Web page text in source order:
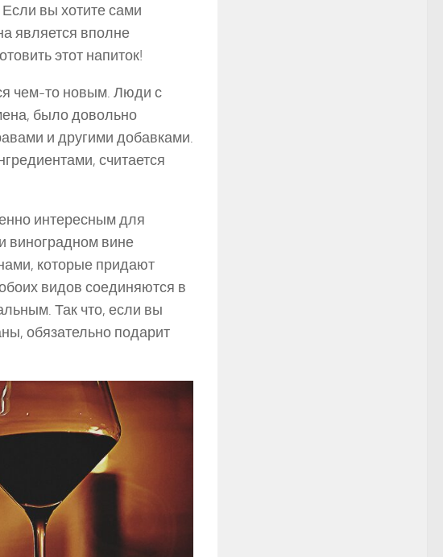
вы хотите сами
является вполне
этот напиток!
чем-то новым. Люди с
было довольно
и другими добавками.
считается
интересным для
виноградном вине
которые придают
видов соединяются в
Так что, если вы
обязательно подарит